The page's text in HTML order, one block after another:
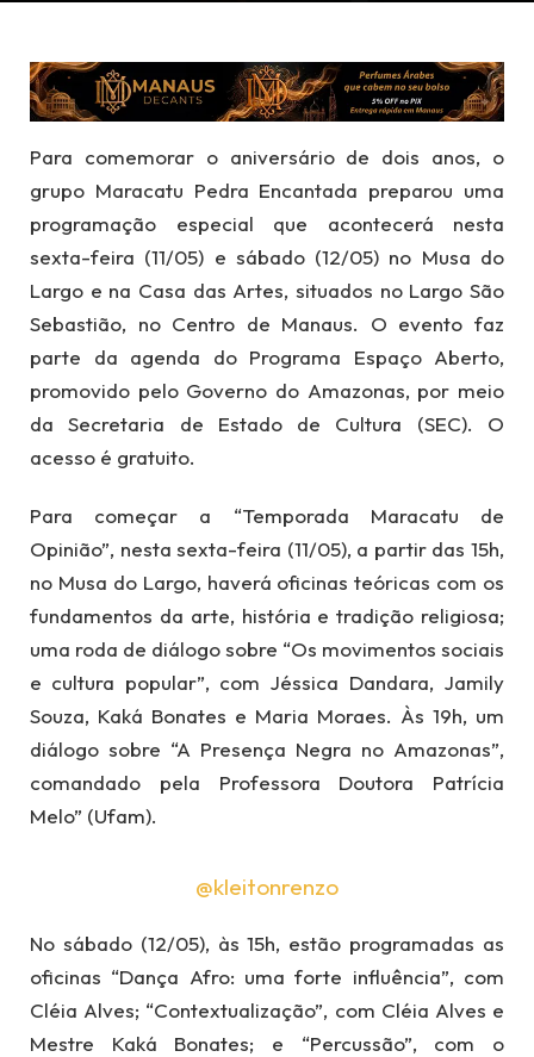
Para comemorar o aniversário de dois anos, o
grupo Maracatu Pedra Encantada preparou uma
programação especial que acontecerá nesta
sexta-feira (11/05) e sábado (12/05) no Musa do
Largo e na Casa das Artes, situados no Largo São
Sebastião, no Centro de Manaus. O evento faz
parte da agenda do Programa Espaço Aberto,
promovido pelo Governo do Amazonas, por meio
da Secretaria de Estado de Cultura (SEC). O
acesso é gratuito.
Para começar a “Temporada Maracatu de
Opinião”, nesta sexta-feira (11/05), a partir das 15h,
no Musa do Largo, haverá oficinas teóricas com os
fundamentos da arte, história e tradição religiosa;
uma roda de diálogo sobre “Os movimentos sociais
e cultura popular”, com Jéssica Dandara, Jamily
Souza, Kaká Bonates e Maria Moraes. Às 19h, um
diálogo sobre “A Presença Negra no Amazonas”,
comandado pela Professora Doutora Patrícia
Melo” (Ufam).
@kleitonrenzo
No sábado (12/05), às 15h, estão programadas as
oficinas “Dança Afro: uma forte influência”, com
Cléia Alves; “Contextualização”, com Cléia Alves e
Mestre Kaká Bonates; e “Percussão”, com o